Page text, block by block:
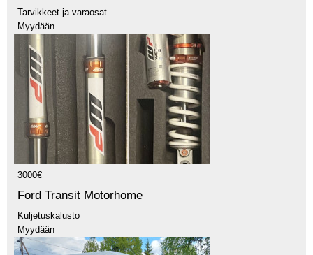
Tarvikkeet ja varaosat
Myydään
3000€
Ford Transit Motorhome
Kuljetuskalusto
Myydään